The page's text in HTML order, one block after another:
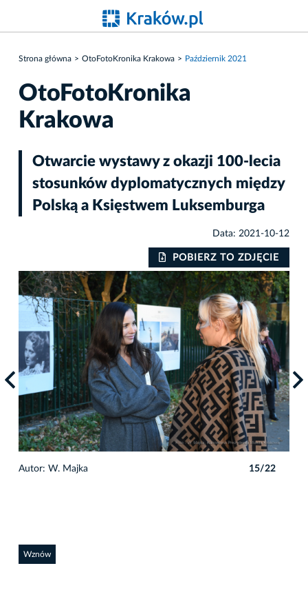
Strona główna OtoFotoKronika Krakowa Październik 2021
OtoFotoKronika
Krakowa
Otwarcie wystawy z okazji 100-lecia
stosunków dyplomatycznych między
Polską a Księstwem Luksemburga
Data: 2021-10-12
POBIERZ TO ZDJĘCIE
Autor: W. Majka 15/22
Wznów